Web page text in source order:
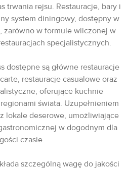
trwania rejsu. Restauracje, bary i
system diningowy, dostępny w
zarówno w formule wliczonej w
specjalistycznych.
dostępne są główne restauracje
restauracje casualowe oraz
oferujące kuchnie
świata. Uzupełnieniem
lokale deserowe, umożliwiające
w dogodnym dla
gości czasie.
szczególną wagę do jakości